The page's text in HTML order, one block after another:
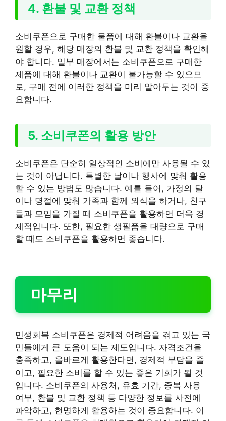
4. 환불 및 교환 정책
소비쿠폰으로 구매한 물품에 대해 환불이나 교환을
원할 경우, 해당 매장의 환불 및 교환 정책을 확인해
야 합니다. 일부 매장에서는 소비쿠폰으로 구매한
제품에 대해 환불이나 교환이 불가능할 수 있으므
로, 구매 전에 이러한 정책을 미리 알아두는 것이 중
요합니다.
5. 소비쿠폰의 활용 방안
소비쿠폰은 단순히 일상적인 소비에만 사용될 수 있
는 것이 아닙니다. 특별한 날이나 행사에 맞춰 활용
할 수 있는 방법도 많습니다. 예를 들어, 가정의 달
이나 명절에 맞춰 가족과 함께 외식을 하거나, 친구
들과 모임을 가질 때 소비쿠폰을 활용하면 더욱 경
제적입니다. 또한, 필요한 생필품을 대량으로 구매
할 때도 소비쿠폰을 활용하면 좋습니다.
마무리
민생회복 소비쿠폰은 경제적 어려움을 겪고 있는 국
민들에게 큰 도움이 되는 제도입니다. 자격조건을
충족하고, 올바르게 활용한다면, 경제적 부담을 줄
이고, 필요한 소비를 할 수 있는 좋은 기회가 될 것
입니다. 소비쿠폰의 사용처, 유효 기간, 중복 사용
여부, 환불 및 교환 정책 등 다양한 정보를 사전에
파악하고, 현명하게 활용하는 것이 중요합니다. 이